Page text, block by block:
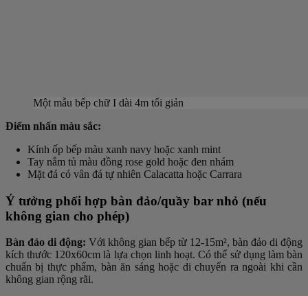
Một mẫu bếp chữ I dài 4m tối giản
Điểm nhấn màu sắc:
Kính ốp bếp màu xanh navy hoặc xanh mint
Tay nắm tủ màu đồng rose gold hoặc đen nhám
Mặt đá có vân đá tự nhiên Calacatta hoặc Carrara
Ý tưởng phối hợp bàn đảo/quầy bar nhỏ (nếu
không gian cho phép)
Bàn đảo di động: Với không gian bếp từ 12-15m², bàn đảo di động
kích thước 120x60cm là lựa chọn linh hoạt. Có thể sử dụng làm bàn
chuẩn bị thực phẩm, bàn ăn sáng hoặc di chuyển ra ngoài khi cần
không gian rộng rãi.